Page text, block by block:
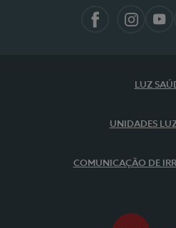
LUZ
UNIDADES
COMUNICAÇÃO DE